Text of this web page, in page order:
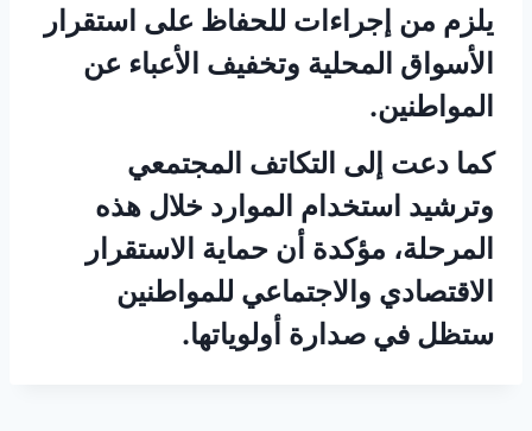
يلزم من إجراءات للحفاظ على استقرار
الأسواق المحلية وتخفيف الأعباء عن
المواطنين.
كما دعت إلى التكاتف المجتمعي
وترشيد استخدام الموارد خلال هذه
المرحلة، مؤكدة أن حماية الاستقرار
الاقتصادي والاجتماعي للمواطنين
ستظل في صدارة أولوياتها.